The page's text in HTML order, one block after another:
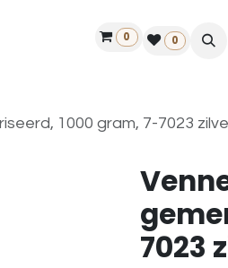
Vind een dealer
0 0
1000 gram, 7-7023
7023